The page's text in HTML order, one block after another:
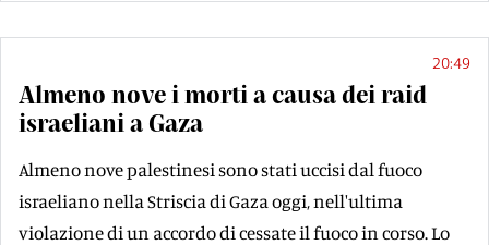
20:49
Almeno nove i morti a causa dei raid
israeliani a Gaza
Almeno nove palestinesi sono stati uccisi dal fuoco
israeliano nella Striscia di Gaza oggi, nell'ultima
violazione di un accordo di cessate il fuoco in corso. Lo